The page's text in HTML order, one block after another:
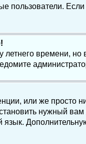
пользователи.
летнего времени,
или же просто
нужный вам
язык.